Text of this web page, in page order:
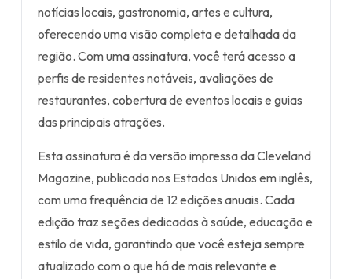
notícias locais, gastronomia, artes e cultura,
oferecendo uma visão completa e detalhada da
região. Com uma assinatura, você terá acesso a
perfis de residentes notáveis, avaliações de
restaurantes, cobertura de eventos locais e guias
das principais atrações.
Esta assinatura é da versão impressa da Cleveland
Magazine, publicada nos Estados Unidos em inglês,
com uma frequência de 12 edições anuais. Cada
edição traz seções dedicadas à saúde, educação e
estilo de vida, garantindo que você esteja sempre
atualizado com o que há de mais relevante e